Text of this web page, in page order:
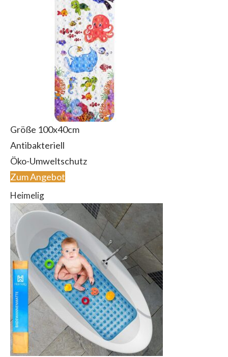
Größe 100x40cm
Antibakteriell
Öko-Umweltschutz
Zum Angebot
Heimelig